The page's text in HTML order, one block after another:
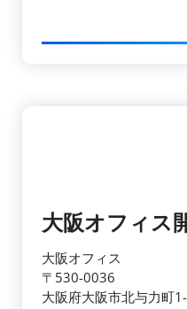
大阪オフィス
大阪オフィス
〒530-0036
大阪府大阪市北与力町